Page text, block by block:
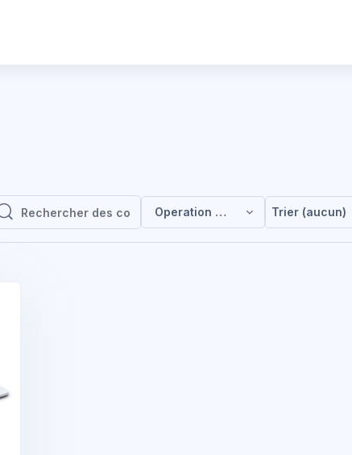
Rechercher des cours
Rechercher des cours
Operation Research / Class2021
Trier (aucun)